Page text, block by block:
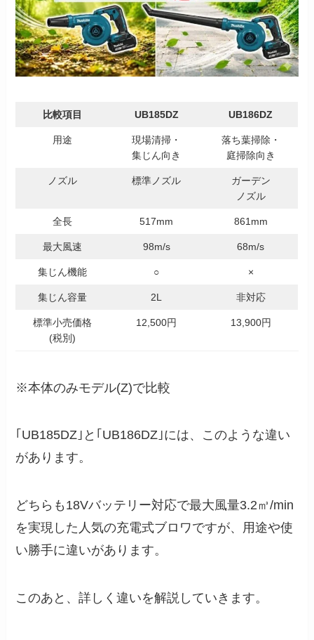
比較項目 UB185DZ UB186DZ
用途
現場清掃・
集じん向き
落ち葉掃除・
庭掃除向き
ノズル 標準ノズル
ガーデン
ノズル
全長 517mm 861mm
最大風速 98m/s 68m/s
集じん機能 ○ ×
集じん容量 2L 非対応
標準小売価格
(税別)
12,500円 13,900円
※本体のみモデル(Z)で比較
｢UB185DZ｣と｢UB186DZ｣には、このような違い
があります。
どちらも18Vバッテリー対応で最大風量3.2㎥/min
を実現した人気の充電式ブロワですが、用途や使
い勝手に違いがあります。
このあと、詳しく違いを解説していきます。